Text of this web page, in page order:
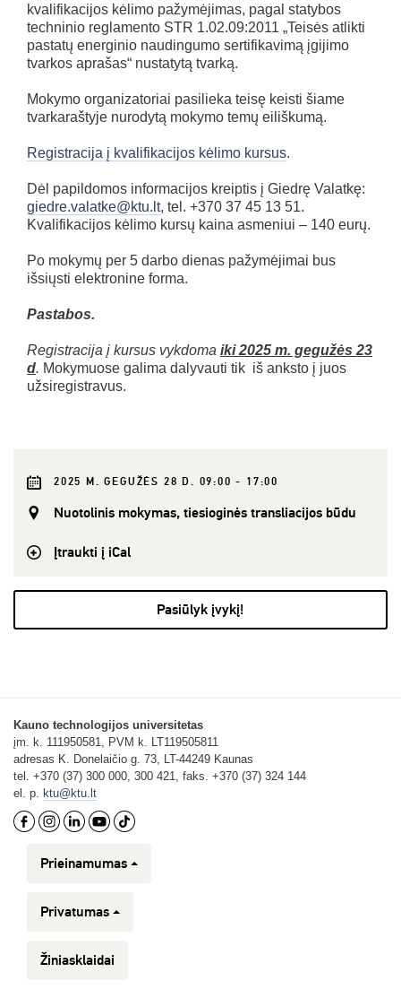
kvalifikacijos kėlimo pažymėjimas, pagal statybos
techninio reglamento STR 1.02.09:2011 „Teisės atlikti
pastatų energinio naudingumo sertifikavimą įgijimo
tvarkos aprašas“ nustatytą tvarką.
Mokymo organizatoriai pasilieka teisę keisti šiame
tvarkaraštyje nurodytą mokymo temų eiliškumą.
Registracija į kvalifikacijos kėlimo kursus.
Dėl papildomos informacijos kreiptis į Giedrę Valatkę:
giedre.valatke@ktu.lt, tel. +370 37 45 13 51.
Kvalifikacijos kėlimo kursų kaina asmeniui – 140 eurų.
Po mokymų per 5 darbo dienas pažymėjimai bus
išsiųsti elektronine forma.
Pastabos.
Registracija į kursus vykdoma iki 2025 m. gegužės 23
d. Mokymuose galima dalyvauti tik iš anksto į juos
užsiregistravus.
2025 M. GEGUŽĖS 28 D. 09:00 - 17:00
Nuotolinis mokymas, tiesioginės transliacijos būdu
Įtraukti į iCal
Pasiūlyk įvykį!
Kauno technologijos universitetas
įm. k. 111950581, PVM k. LT119505811
adresas K. Donelaičio g. 73, LT-44249 Kaunas
tel. +370 (37) 300 000, 300 421, faks. +370 (37) 324 144
el. p. ktu@ktu.lt
Prieinamumas
Privatumas
Žiniasklaidai